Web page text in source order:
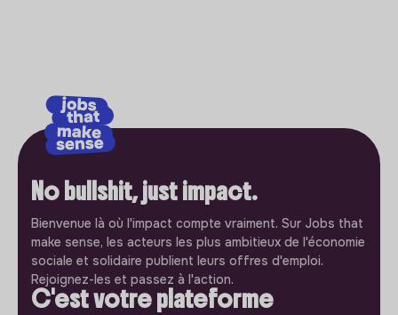
No bullshit, just impact.
Bienvenue là où l'impact compte vraiment. Sur Jobs that
make sense, les acteurs les plus ambitieux de l'économie
sociale et solidaire publient leurs offres d'emploi.
Rejoignez-les et passez à l'action.
C'est votre plateforme